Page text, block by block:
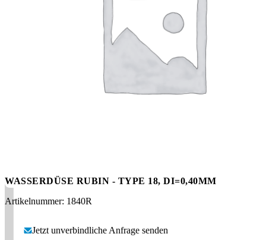
WASSERDÜSE RUBIN - TYPE 18, DI=0,40MM
Artikelnummer: 1840R
Jetzt unverbindliche Anfrage senden